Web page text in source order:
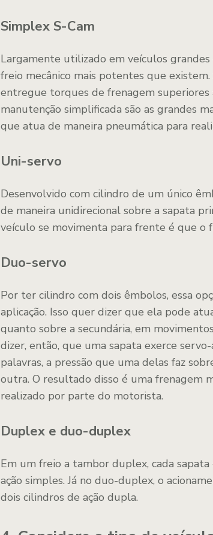
Simplex S-Cam
Largamente utilizado em veículos
freio mecânico mais potentes que
entregue torques de frenagem superiores
manutenção simplificada são as grandes
que atua de maneira pneumática para
Uni-servo
Desenvolvido com cilindro de um único
de maneira unidirecional sobre a sapata
veículo se movimenta para frente é que o
Duo-servo
Por ter cilindro com dois êmbolos, essa
aplicação. Isso quer dizer que ela pode
quanto sobre a secundária, em
dizer, então, que uma sapata exerce
palavras, a pressão que uma delas faz
outra. O resultado disso é uma frenagem
realizado por parte do motorista.
Duplex e duo-duplex
Em um freio a tambor duplex, cada
ação simples. Já no duo-duplex, o
dois cilindros de ação dupla.